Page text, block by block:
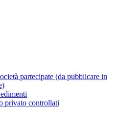
partecipate (da pubblicare in
privato controllati